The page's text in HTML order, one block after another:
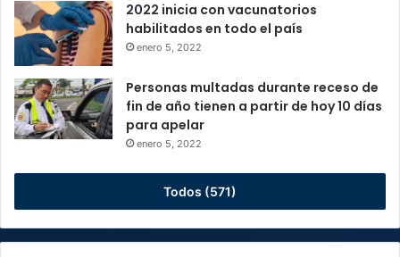
2022 inicia con vacunatorios
habilitados en todo el país
enero 5, 2022
Personas multadas durante receso de
fin de año tienen a partir de hoy 10 días
para apelar
enero 5, 2022
Todos (571)